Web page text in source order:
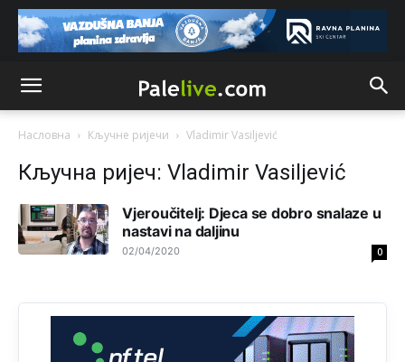
Насловна Кључне ријечи Vladimir Vasiljević
Кључна ријеч: Vladimir Vasiljević
Vjeroučitelj: Djeca se dobro snalaze u
nastavi na daljinu
02/04/2020 0
Mile pozvao eleza da glasa .
Анонимно2808843 9:52
pusti ih ciganija...pocetkom ovog vjeka,neko rece za
Radovana i Ratka kaki su oni srbi...i poce dalje da
besjedi znam ja dobro sta je bilo u Ag-ci...